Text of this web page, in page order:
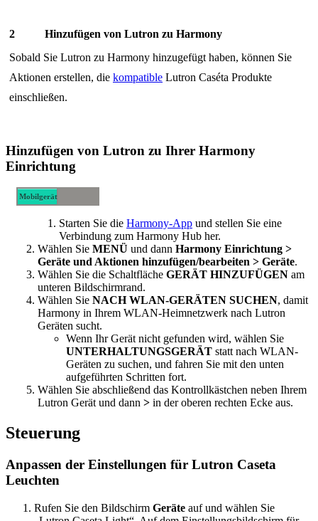
Hinzufügen von Lutron zu Harmony
Sobald Sie Lutron zu Harmony hinzugefügt haben, können Sie
Aktionen erstellen, die kompatible Lutron Caséta Produkte
einschließen.
Hinzufügen von Lutron zu Ihrer Harmony
Einrichtung
Mobilgerät
Starten Sie die Harmony-App und stellen Sie eine
Verbindung zum Harmony Hub her.
Wählen Sie MENÜ und dann Harmony Einrichtung >
Geräte und Aktionen hinzufügen/bearbeiten > Geräte.
Wählen Sie die Schaltfläche GERÄT HINZUFÜGEN am
unteren Bildschirmrand.
Wählen Sie NACH WLAN-GERÄTEN SUCHEN, damit
Harmony in Ihrem WLAN-Heimnetzwerk nach Lutron
Geräten sucht.
Wenn Ihr Gerät nicht gefunden wird, wählen Sie
UNTERHALTUNGSGERÄT statt nach WLAN-
Geräten zu suchen, und fahren Sie mit den unten
aufgeführten Schritten fort.
Wählen Sie abschließend das Kontrollkästchen neben Ihrem
Lutron Gerät und dann > in der oberen rechten Ecke aus.
Steuerung
Anpassen der Einstellungen für Lutron Caseta
Leuchten
Rufen Sie den Bildschirm Geräte auf und wählen Sie